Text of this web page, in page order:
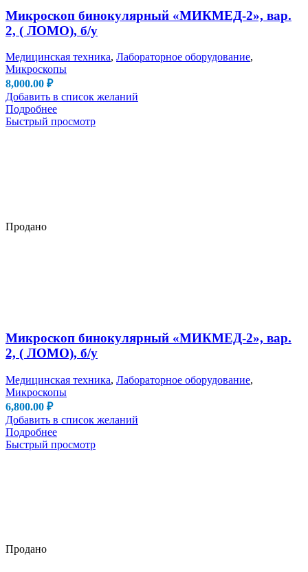
Продано
Микроскоп бинокулярный «МИКМЕД-2», вар.
2, ( ЛОМО), б/у
Медицинская техника, Лабораторное оборудование,
Микроскопы
8,000.00 ₽
Добавить в список желаний
Подробнее
Быстрый просмотр
Продано
Микроскоп бинокулярный «МИКМЕД-2», вар.
2, ( ЛОМО), б/у
Медицинская техника, Лабораторное оборудование,
Микроскопы
6,800.00 ₽
Добавить в список желаний
Подробнее
Быстрый просмотр